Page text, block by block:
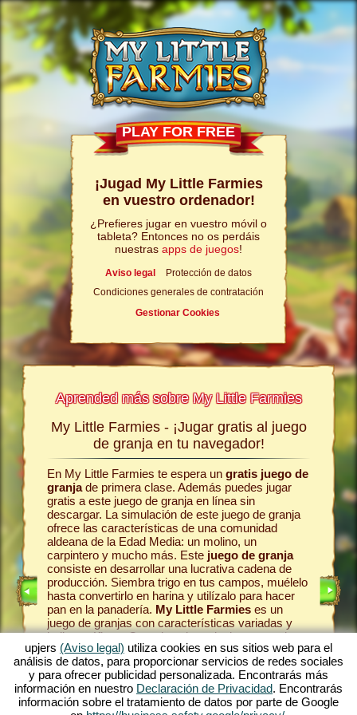
PLAY FOR FREE
¡Jugad My Little Farmies
en vuestro ordenador!
¿Prefieres jugar en vuestro móvil o
tableta? Entonces no os perdáis
nuestras apps de juegos!
Aviso legal
Protección de datos
Condiciones generales de contratación
Gestionar Cookies
Aprended más sobre My Little Farmies
sin
jugar
uno
es
ofrece
en el
. Juega
alguno
My Little Farmies - ¡Jugar gratis al juego
de granja en tu navegador!
En My Little Farmies te espera un gratis juego de
granjade primera clase. Además puedes jugar
gratis a este juego de granja en línea sin
descargar. La simulación de este juego de granja
ofrece las características de una comunidad
aldeana de la Edad Media: un molino, un
carpintero y mucho más. Este juego de granja
consiste en desarrollar una lucrativa cadena de
producción. Siembra trigo en tus campos, muélelo
hasta convertirlo en harina y utilízalo para hacer
pan en la panadería. My Little Farmieses un
juego de granjas con características variadas y
bellos gráficos. Organizas la agricultura en todas
sus facetas: desde el cultivo de hortalizas hasta la
cría de animales de granja. Encontrarás en el
juego gratis onlineanimales de granja
tradicionales como el cerdo Mangalica o la gallina
sedosa. Crea florecientes paisajes en My Little
La
la
el
en la
Como
las
en la
una
pueblo
tu
máximo
entorno
upjers (Aviso legal) utiliza cookies en sus sitios web para el
análisis de datos, para proporcionar servicios de redes sociales
y para ofrecer publicidad personalizada. Encontrarás más
información en nuestro Declaración de Privacidad. Encontrarás
información sobre el tratamiento de datos por parte de Google